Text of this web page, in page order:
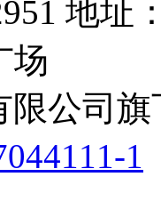
地址
场
公司旗
1